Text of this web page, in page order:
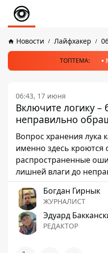
Новости Лайфхакер
ТОПТЕМА:
06:43, 17 июня
Включите логику –
неправильно
Вопрос хранения лука
именно здесь кроются
распространенные
лишней влаги до
Богдан Гирнык
ЖУРНАЛИСТ
Эдуард
РЕДАКТОР